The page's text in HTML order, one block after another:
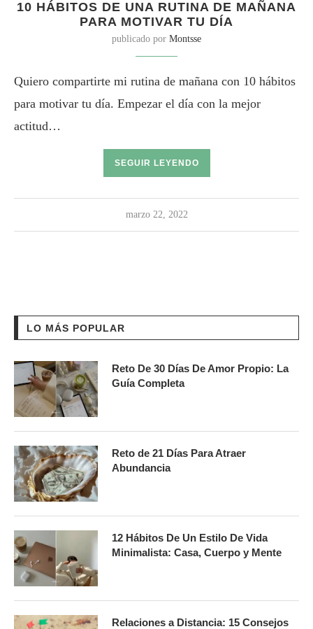
10 HÁBITOS DE UNA RUTINA DE MAÑANA
PARA MOTIVAR TU DÍA
publicado por Montsse
Quiero compartirte mi rutina de mañana con 10 hábitos
para motivar tu día. Empezar el día con la mejor
actitud…
SEGUIR LEYENDO
marzo 22, 2022
LO MÁS POPULAR
Reto De 30 Días De Amor Propio: La
Guía Completa
Reto de 21 Días Para Atraer
Abundancia
12 Hábitos De Un Estilo De Vida
Minimalista: Casa, Cuerpo y Mente
Relaciones a Distancia: 15 Consejos